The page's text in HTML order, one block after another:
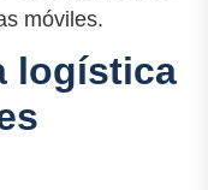
móviles.
logística